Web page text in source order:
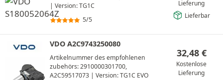
5/5
| Version: TG1C
Lieferung
Lieferbar
VDO A2C9743250080
Artikelnummer des empfohlenen
zubehörs: 2910000301700,
A2C59517073 | Version: TG1C EVO
32,48 €
Kostenlose
Lieferung